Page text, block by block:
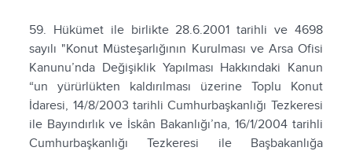
59. Hükümet ile birlikte 28.6.2001 tarihli ve 4698
sayılı "Konut Müsteşarlığının Kurulması ve Arsa Ofisi
Kanunu’nda Değişiklik Yapılması Hakkındaki Kanun
“un yürürlükten kaldırılması üzerine Toplu Konut
İdaresi, 14/8/2003 tarihli Cumhurbaşkanlığı Tezkeresi
ile Bayındırlık ve İskân Bakanlığı’na, 16/1/2004 tarihli
Cumhurbaşkanlığı Tezkeresi ile Başbakanlığa